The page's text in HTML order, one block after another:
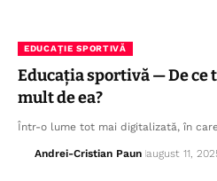
EDUCAȚIE SPORTIVĂ
Educația sportivă — De ce
mult de ea?
Într-o lume tot mai digitalizată, în
Andrei-Cristian Paun august 11,